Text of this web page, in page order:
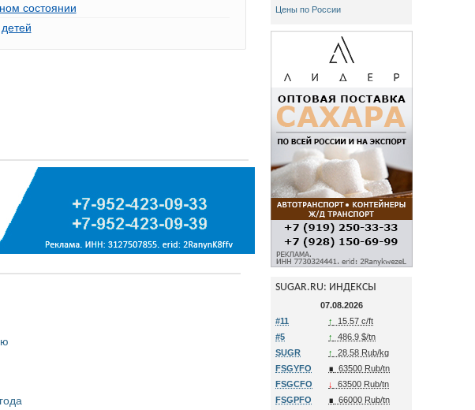
состоянии
Цены по России
SUGAR.RU: ИНДЕКСЫ
07.08.2026
#11
↑
15.57 c/ft
#5
↑
486.9 $/tn
SUGR
↑
28.58 Rub/kg
FSGYFO
∎ 63500 Rub/tn
FSGCFO
↓
63500 Rub/tn
FSGPFO
∎ 66000 Rub/tn